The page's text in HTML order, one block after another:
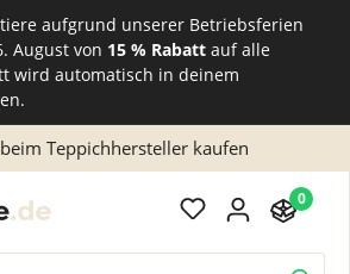
aufgrund unserer Betriebsferien
August von 15 % Rabatt auf alle
wird automatisch in deinem
Teppichhersteller kaufen
0